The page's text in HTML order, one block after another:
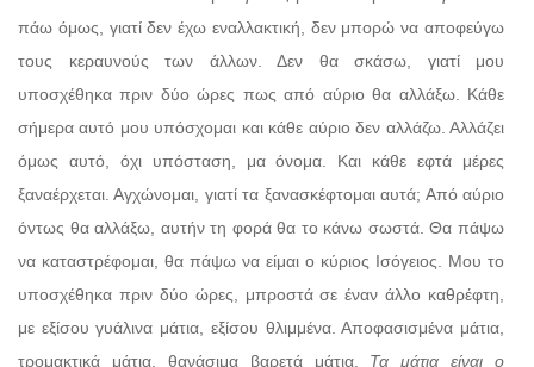
πάω όμως, γιατί δεν έχω εναλλακτική, δεν μπορώ να αποφεύγω
τους κεραυνούς των άλλων. Δεν θα σκάσω, γιατί μου
υποσχέθηκα πριν δύο ώρες πως από αύριο θα αλλάξω. Κάθε
σήμερα αυτό μου υπόσχομαι και κάθε αύριο δεν αλλάζω. Αλλάζει
όμως αυτό, όχι υπόσταση, μα όνομα. Και κάθε εφτά μέρες
ξαναέρχεται. Αγχώνομαι, γιατί τα ξανασκέφτομαι αυτά; Από αύριο
όντως θα αλλάξω, αυτήν τη φορά θα το κάνω σωστά. Θα πάψω
να καταστρέφομαι, θα πάψω να είμαι ο κύριος Ισόγειος. Μου το
υποσχέθηκα πριν δύο ώρες, μπροστά σε έναν άλλο καθρέφτη,
με εξίσου γυάλινα μάτια, εξίσου θλιμμένα. Αποφασισμένα μάτια,
τρομακτικά μάτια, θανάσιμα βαρετά μάτια. Τα
μάτια είναι ο